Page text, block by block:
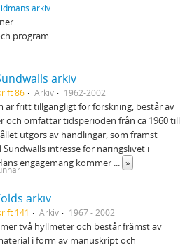
arkiv
program
arkiv
86 Arkiv 1962-2002
är fritt tillgängligt för forskning, består av
och omfattar tidsperioden från ca 1960 till
utgörs av handlingar, som främst
intresse för näringslivet i
engagemang kommer ... »
arkiv
141 Arkiv 1967 - 2002
två hyllmeter och består främst av
i form av manuskript och